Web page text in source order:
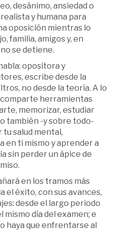
desánimo, ansiedad o
y humana para
oposición mientras lo
familia, amigos y, en
se detiene.
opositora y
escribe desde la
no desde la teoría. A lo
herramientas
memorizar, estudiar
también -y sobre todo-
salud mental,
en ti mismo y aprender a
sin perder un ápice de
en los tramos más
el éxito, con sus avances,
desde el largo periodo
día del examen; e
haya que enfrentarse al